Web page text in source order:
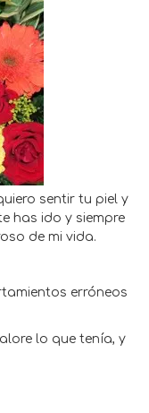
sentir tu piel y
has ido y siempre
de mi vida.
erróneos
lo que tenía, y